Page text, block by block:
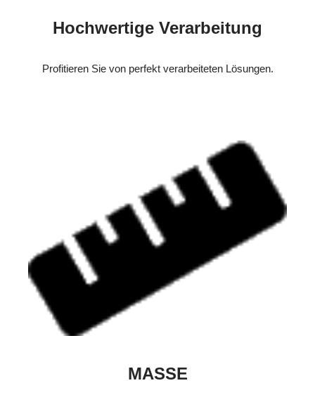
Hochwertige Verarbeitung
Profitieren Sie von perfekt verarbeiteten Lösungen.
MASSE